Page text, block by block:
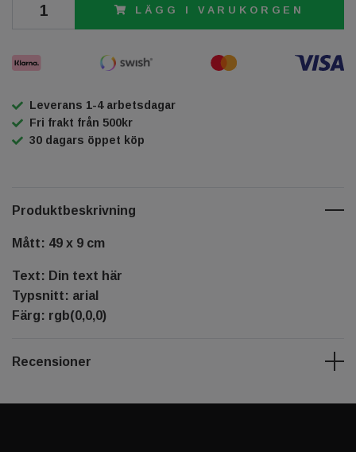
LÄGG I VARUKORGEN
Leverans 1-4 arbetsdagar
Fri frakt från 500kr
30 dagars öppet köp
Produktbeskrivning
Mått: 49 x 9 cm
Text: Din text här
Typsnitt: arial
Färg: rgb(0,0,0)
Recensioner